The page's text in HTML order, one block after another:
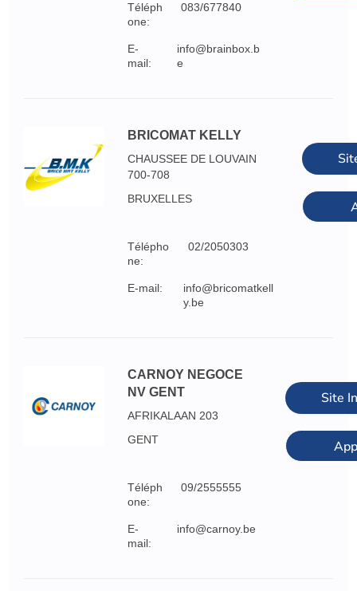
Téléph
one:
083/677840
E-
mail:
info@brainbox.b
e
BRICOMAT KELLY
CHAUSSEE DE LOUVAIN
700-708
BRUXELLES
Télépho
ne:
02/2050303
E-mail:
info@bricomatkell
y.be
CARNOY NEGOCE
NV GENT
AFRIKALAAN 203
GENT
Téléph
one:
09/2555555
E-
mail:
info@carnoy.be
Site